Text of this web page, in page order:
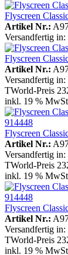
Flyscreen
Artikel Nr.:
Versandfertig in:
Flyscreen
Artikel Nr.:
Versandfertig in:
TWorld-Preis
inkl. 19 %
Flyscreen
Artikel Nr.:
Versandfertig in:
TWorld-Preis
inkl. 19 %
Flyscreen
Artikel Nr.:
Versandfertig in:
TWorld-Preis
inkl. 19 %